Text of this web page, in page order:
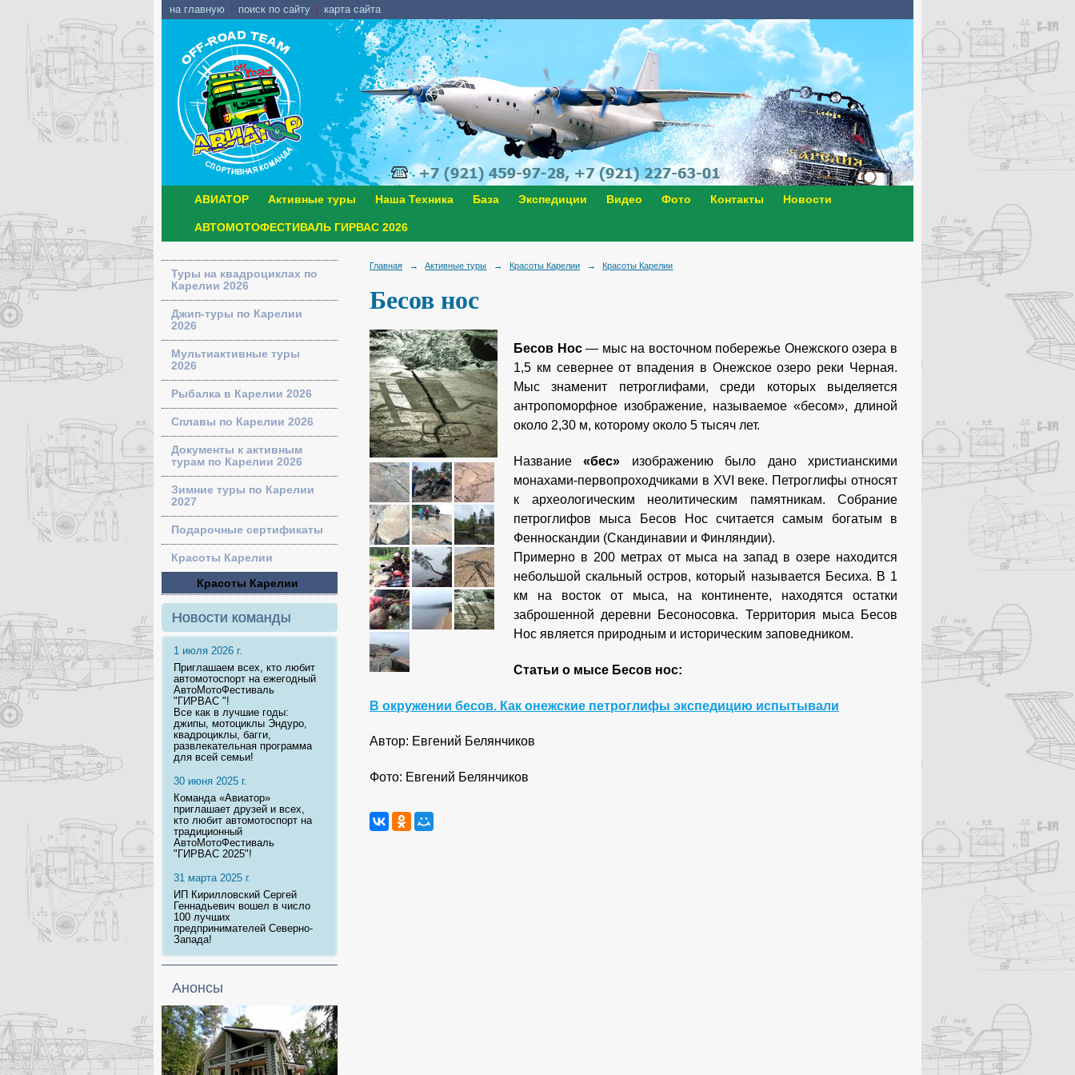
на главную поиск по сайту карта сайта
АВИАТОР Активные туры Наша Техника База Экспедиции Видео Фото Контакты Новости
АВТОМОТОФЕСТИВАЛЬ ГИРВАС 2026
Туры на квадроциклах по
Карелии 2026
Джип-туры по Карелии
2026
Мультиактивные туры
2026
Рыбалка в Карелии 2026
Сплавы по Карелии 2026
Документы к активным
турам по Карелии 2026
Зимние туры по Карелии
2027
Подарочные сертификаты
Красоты Карелии
Красоты Карелии
Новости команды
1 июля 2026 г.
Приглашаем всех, кто любит
автомотоспорт на ежегодный
АвтоМотоФестиваль
"ГИРВАС "!
Все как в лучшие годы:
джипы, мотоциклы Эндуро,
квадроциклы, багги,
развлекательная программа
для всей семьи!
30 июня 2025 г.
Команда «Авиатор»
приглашает друзей и всех,
кто любит автомотоспорт на
традиционный
АвтоМотоФестиваль
"ГИРВАС 2025"!
31 марта 2025 г.
ИП Кирилловский Сергей
Геннадьевич вошел в число
100 лучших
предпринимателей Северно-
Запада!
Анонсы
Главная → Активные туры → Красоты Карелии → Красоты Карелии
Бесов нос
Бесов Нос— мыс на восточном побережье Онежского озера в
1,5 км севернее от впадения в Онежское озеро реки Черная.
Мыс знаменит петроглифами, среди которых выделяется
антропоморфное изображение, называемое «бесом», длиной
около 2,30 м, которому около 5 тысяч лет.
Название«бес» изображению было дано христианскими
монахами-первопроходчиками в XVI веке. Петроглифы относят
к археологическим неолитическим памятникам. Собрание
петроглифов мыса Бесов Нос считается самым богатым в
Фенноскандии (Скандинавии и Финляндии).
Примерно в 200 метрах от мыса на запад в озере находится
небольшой скальный остров, который называется Бесиха. В 1
км на восток от мыса, на континенте, находятся остатки
заброшенной деревни Бесоносовка. Территория мыса Бесов
Нос является природным и историческим заповедником.
Статьи о мысе Бесов нос:
В окружении бесов. Как онежские петроглифы экспедицию испытывали
Автор: Евгений Белянчиков
Фото: Евгений Белянчиков